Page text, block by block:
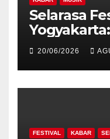
Selarasa
Koplo,
Siap
20/06/2026
FESTIVAL KABAR